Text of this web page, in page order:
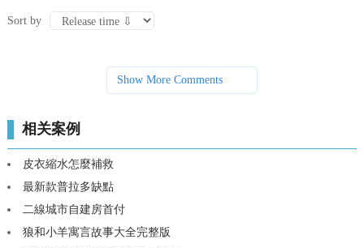
Sort by
Show More Comments
相关案例
皮衣縮水怎麼補救
最新款普拉多缺點
二線城市自建房首付
狼和小羊寓言故事大全完整版